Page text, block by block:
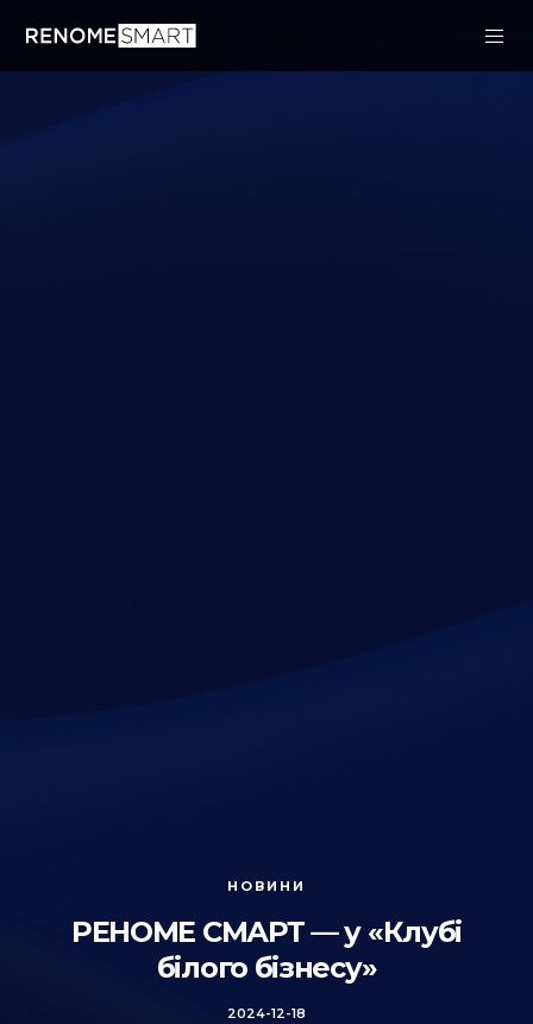
НОВИНИ
РЕНОМЕ СМАРТ — у «Клубі
білого бізнесу»
2024-12-18